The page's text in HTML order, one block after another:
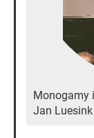
Monogamy
Jan Luesink